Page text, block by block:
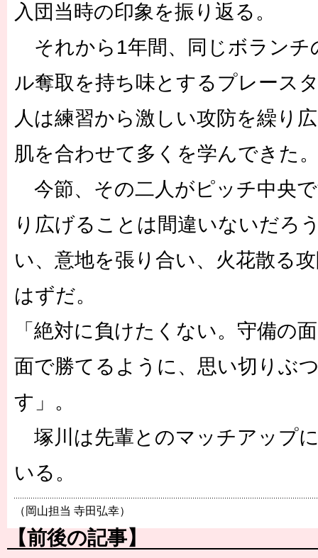
入団当時の印象を振り返る。
それから1年間、同じボランチ
ル奪取を持ち味とするプレース
人は練習から激しい攻防を繰り
肌を合わせて多くを学んできた
今節、その二人がピッチ中央
り広げることは間違いないだろ
い、意地を張り合い、火花散る
はずだ。
「絶対に負けたくない。守備の
面で勝てるように、思い切りぶ
す」。
塚川は先輩とのマッチアップ
いる。
（岡山担当 寺田弘幸）
【前後の記事】